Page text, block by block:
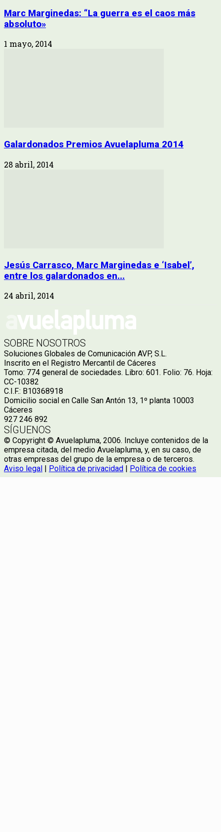
Marc Marginedas: “La guerra es el caos más
absoluto»
1 mayo, 2014
Galardonados Premios Avuelapluma 2014
28 abril, 2014
Jesús Carrasco, Marc Marginedas e ‘Isabel’,
entre los galardonados en...
24 abril, 2014
SOBRE NOSOTROS
Soluciones Globales de Comunicación AVP, S.L.
Inscrito en el Registro Mercantil de Cáceres
Tomo: 774 general de sociedades. Libro: 601. Folio: 76. Hoja:
CC-10382
C.I.F.: B10368918
Domicilio social en Calle San Antón 13, 1º planta 10003
Cáceres
927 246 892
SÍGUENOS
© Copyright © Avuelapluma, 2006. Incluye contenidos de la
empresa citada, del medio Avuelapluma, y, en su caso, de
otras empresas del grupo de la empresa o de terceros.
Aviso legal
Política de privacidad Política de cookies